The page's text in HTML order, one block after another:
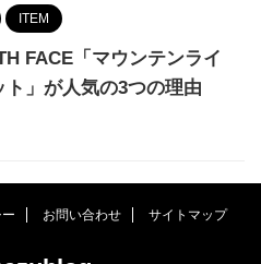
ITEM
FACE「マウンテンライ
ト」が人気の3つの理由
お問い合わせ サイトマップ